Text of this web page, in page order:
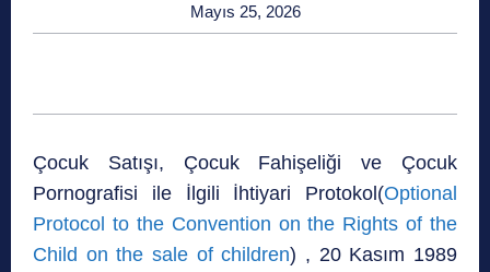
Mayıs 25, 2026
Çocuk Satışı, Çocuk Fahişeliği ve Çocuk
Pornografisi ile İlgili İhtiyari Protokol(Optional
Protocol to the Convention on the Rights of the
Child on the sale of children) , 20 Kasım 1989